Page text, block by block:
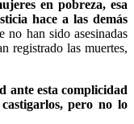
en pobreza, esa
hace a las demás
no han sido asesinadas
registrado las muertes,
ante esta complicidad
pero no lo